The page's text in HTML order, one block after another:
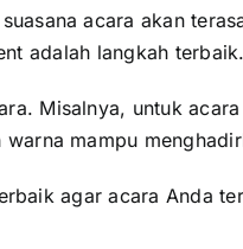
acara akan
adalah langkah terbaik.
Misalnya, untuk
mampu
agar acara Anda